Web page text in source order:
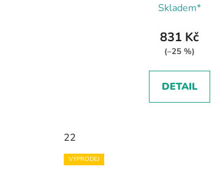
Skladem*
831 Kč
(–25 %)
DETAIL
22
VÝPRODEJ